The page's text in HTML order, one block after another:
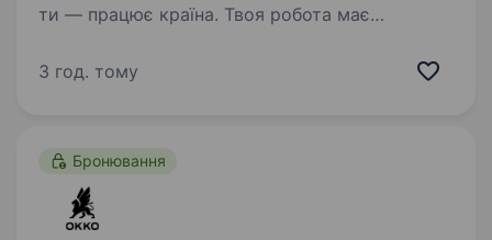
ти — працює країна. Твоя робота має
формуймо надійний тил нашої країни разом!
3 год. тому
Бронювання